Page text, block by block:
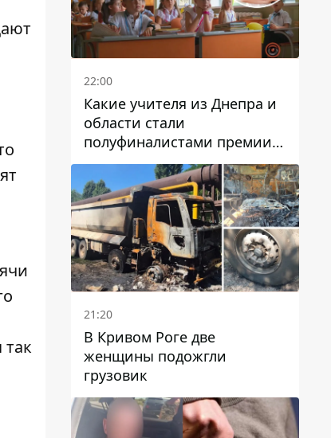
так
22:00
Какие учителя из Днепра и
области стали
полуфиналистами премии
Global Teacher Prize Ukraine
2026
21:20
В Кривом Роге две
женщины подожгли
грузовик